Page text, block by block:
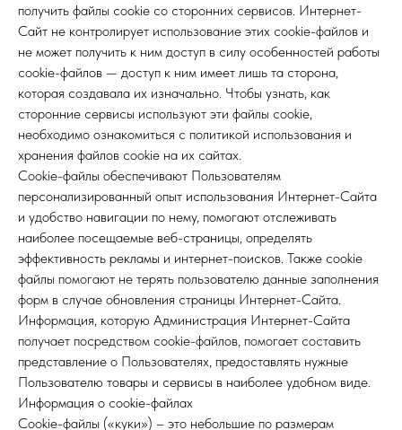
получить файлы cookie со сторонних сервисов. Интернет-
Сайт не контролирует использование этих cookie-файлов и
не может получить к ним доступ в силу особенностей работы
cookie-файлов — доступ к ним имеет лишь та сторона,
которая создавала их изначально. Чтобы узнать, как
сторонние сервисы используют эти файлы cookie,
необходимо ознакомиться с политикой использования и
хранения файлов cookie на их сайтах.
Cookie-файлы обеспечивают Пользователям
персонализированный опыт использования Интернет-Сайта
и удобство навигации по нему, помогают отслеживать
наиболее посещаемые веб-страницы, определять
эффективность рекламы и интернет-поисков. Также cookie
файлы помогают не терять пользователю данные заполнения
форм в случае обновления страницы Интернет-Сайта.
Информация, которую Администрация Интернет-Сайта
получает посредством cookie-файлов, помогает составить
представление о Пользователях, предоставлять нужные
Пользователю товары и сервисы в наиболее удобном виде.
Информация о cookie-файлах
Cookie-файлы («куки») – это небольшие по размерам